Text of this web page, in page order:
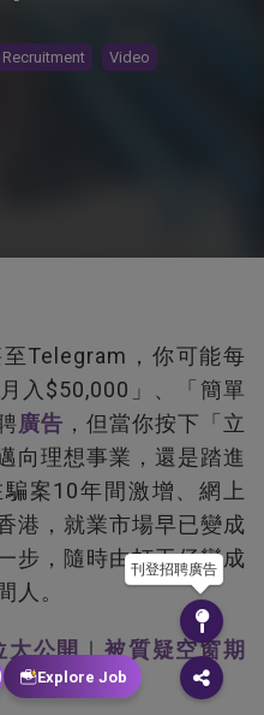
Video
Telegram，你可能每
入$50,000」、「簡單
廣告 ，但當你按下「立
向理想事業，還是踏進
案10年間激增、網上
港，就業市場早已變成
步，隨時由打工仔變成
人。
大公開｜被質疑空窗期
刊登招聘廣告
Explore Job